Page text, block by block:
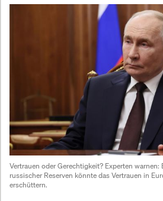
Vertrauen oder Gerechtigkeit? Experten
russischer Reserven könnte das Vertrauen in
erschüttern.